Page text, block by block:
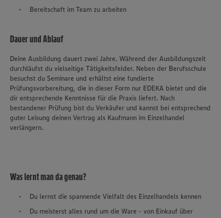
Bereitschaft im Team zu arbeiten
Dauer und Ablauf
Deine Ausbildung dauert zwei Jahre. Während der Ausbildungszeit
durchläufst du vielseitige Tätigkeitsfelder. Neben der Berufsschule
besuchst du Seminare und erhältst eine fundierte
Prüfungsvorbereitung, die in dieser Form nur EDEKA bietet und die
dir entsprechende Kenntnisse für die Praxis liefert. Nach
bestandener Prüfung bist du Verkäufer und kannst bei entsprechend
guter Leisung deinen Vertrag als Kaufmann im Einzelhandel
verlängern.
Was lernt man da genau?
Du lernst die spannende Vielfalt des Einzelhandels kennen
Du meisterst alles rund um die Ware - von Einkauf über